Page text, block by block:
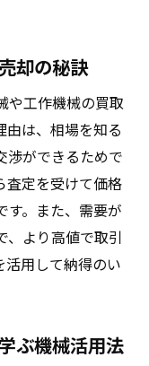
化するコツ
ポイントまと
ント
機械メンテナ
の業者に選ば
与える影響と
の売却事例紹
却の秘訣
や工作機械の買取
由は、相場を知る
渉ができるためで
査定を受けて価格
す。また、需要が
、より高値で取引
活用して納得のい
ぶ機械活用法